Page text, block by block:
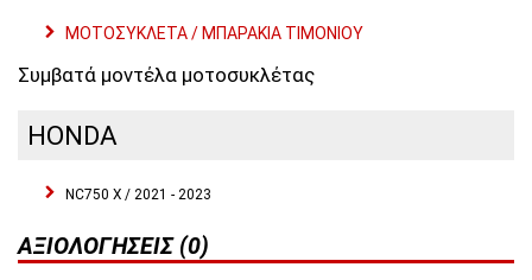
ΜΟΤΟΣΥΚΛΕΤΑ / ΜΠΑΡΑΚΙΑ ΤΙΜΟΝΙΟΥ
Συμβατά μοντέλα μοτοσυκλέτας
HONDA
NC750 X / 2021 - 2023
ΑΞΙΟΛΟΓΉΣΕΙΣ (0)